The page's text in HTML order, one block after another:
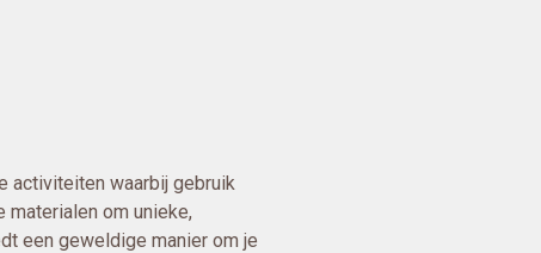
activiteiten waarbij gebruik
materialen om unieke,
een geweldige manier om je